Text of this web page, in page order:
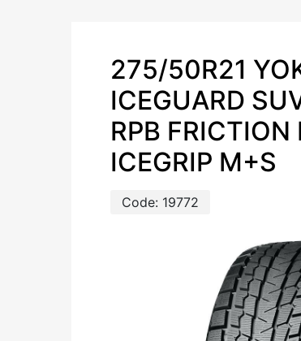
275/50R21
ICEGUARD
RPB FRICTION
ICEGRIP M+S
Code: 19772